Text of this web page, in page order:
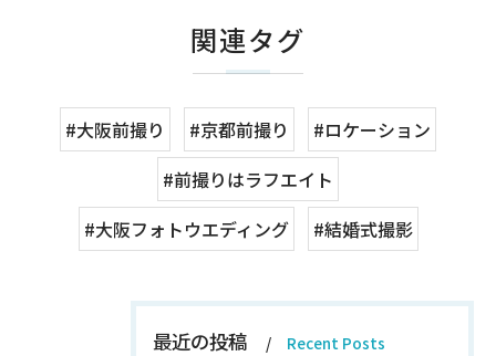
関連タグ
#大阪前撮り #京都前撮り
#ロケーション
#前撮りはラフエイト
#大阪フォトウエディング
#結婚式撮影
最近の投稿 Recent Posts